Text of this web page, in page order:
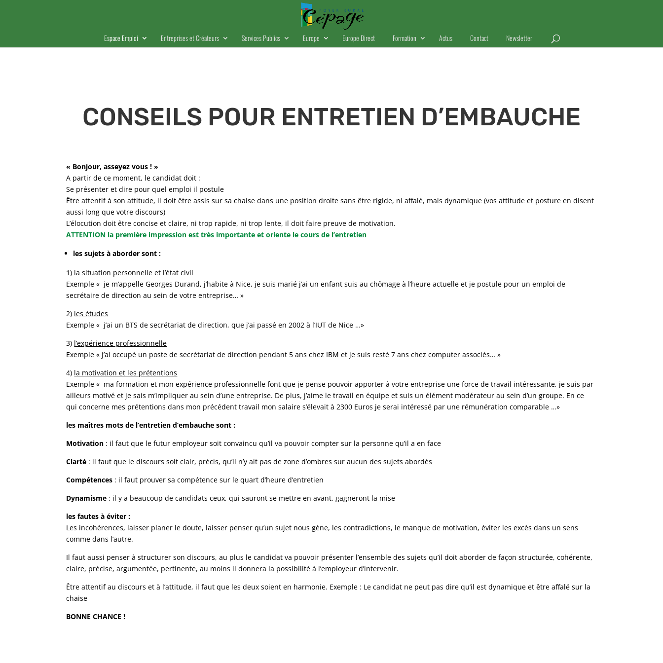
Espace Emploi Entreprises et Créateurs Services Publics Europe Europe Direct Formation Actus Contact Newsletter
CONSEILS POUR ENTRETIEN D’EMBAUCHE
« Bonjour, asseyez vous ! »
A partir de ce moment, le candidat doit :
Se présenter et dire pour quel emploi il postule
Être attentif à son attitude, il doit être assis sur sa chaise dans une position droite sans être rigide, ni affalé, mais dynamique (vos attitude et posture en disent
aussi long que votre discours)
L’élocution doit être concise et claire, ni trop rapide, ni trop lente, il doit faire preuve de motivation.
ATTENTION la première impression est très importante et oriente le cours de l’entretien
les sujets à aborder sont :
1) la situation personnelle et l’état civil
Exemple « je m’appelle Georges Durand, j’habite à Nice, je suis marié j’ai un enfant suis au chômage à l’heure actuelle et je postule pour un emploi de
secrétaire de direction au sein de votre entreprise… »
2) les études
Exemple « j’ai un BTS de secrétariat de direction, que j’ai passé en 2002 à l’IUT de Nice …»
3) l’expérience professionnelle
Exemple « j’ai occupé un poste de secrétariat de direction pendant 5 ans chez IBM et je suis resté 7 ans chez computer associés… »
4) la motivation et les prétentions
Exemple « ma formation et mon expérience professionnelle font que je pense pouvoir apporter à votre entreprise une force de travail intéressante, je suis par
ailleurs motivé et je sais m’impliquer au sein d’une entreprise. De plus, j’aime le travail en équipe et suis un élément modérateur au sein d’un groupe. En ce
qui concerne mes prétentions dans mon précédent travail mon salaire s’élevait à 2300 Euros je serai intéressé par une rémunération comparable …»
les maîtres mots de l’entretien d’embauche sont :
Motivation : il faut que le futur employeur soit convaincu qu’il va pouvoir compter sur la personne qu’il a en face
Clarté : il faut que le discours soit clair, précis, qu’il n’y ait pas de zone d’ombres sur aucun des sujets abordés
Compétences : il faut prouver sa compétence sur le quart d’heure d’entretien
Dynamisme : il y a beaucoup de candidats ceux, qui sauront se mettre en avant, gagneront la mise
les fautes à éviter :
Les incohérences, laisser planer le doute, laisser penser qu’un sujet nous gène, les contradictions, le manque de motivation, éviter les excès dans un sens
comme dans l’autre.
Il faut aussi penser à structurer son discours, au plus le candidat va pouvoir présenter l’ensemble des sujets qu’il doit aborder de façon structurée, cohérente,
claire, précise, argumentée, pertinente, au moins il donnera la possibilité à l’employeur d’intervenir.
Être attentif au discours et à l’attitude, il faut que les deux soient en harmonie. Exemple : Le candidat ne peut pas dire qu’il est dynamique et être affalé sur la
chaise
BONNE CHANCE !